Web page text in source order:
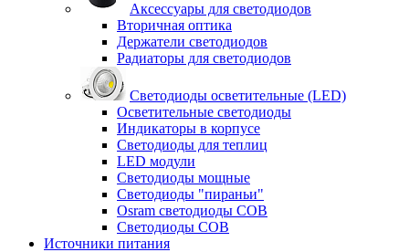
Аксессуары для светодиодов
Вторичная оптика
Держатели светодиодов
Радиаторы для светодиодов
Светодиоды осветительные (LED)
Осветительные светодиоды
Индикаторы в корпусе
Светодиоды для теплиц
LED модули
Светодиоды мощные
Светодиоды "пираньи"
Osram светодиоды COB
Светодиоды COB
Источники питания